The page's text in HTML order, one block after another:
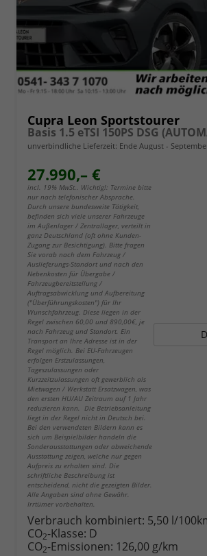
Cupra Leon Sportstourer
unverbindliche Lieferzeit: Ende August -
27.990,– €
incl. 19% MwSt.. Wichtig!: Termine bitte
nur nach telefonischer Absprache.
Durch unsere bundesweite Tätigkeit,
befinden sich viele unserer Fahrzeuge
im Außenlager / Zentrallager, verteilt in
ganz Deutschland (oft ohne Kunden-
Zugang zur Besichtigung). Bitte fragen
Sie vorab nach dem Fahrzeug /
Auslieferungs-Standort und nach den
Nebenkosten für Übergabe /
Fahrzeugbereitstellung /
Auftragsabwicklung und Aufbereitung
("Überführungskosten") für Ihr
Wunschfahrzeug. Diese liegen in der
Regel zwischen 60,00 und 890,00€, je
nach Fahrzeug und Standort. Ein
Transport an Ihre Adresse ist in der
Regel möglich. Bei EU-Fahrzeugen
erfolgen Erstzulassungen,
Tageszulassungen oder
Kurzzeitzulassungen oft gewerblich als
Mietwagen / Werkstatt Ersatzwagen, was
den ersten HU/AU Zeitraum auf 1 Jahr
reduzieren kann. Die Betriebsanleitung
liegt in der Regel nicht in Deutsch bei.
Bei den verwendeten Bildern kann es
sich um Beispielbilder handeln die
Sonderausstattungen oder abweichende
Ausstattung zeigen, welche nur gegen
Aufpreis zu erhalten sind. Die
schriftliche Beschreibung ist
entscheidend, nicht die gezeigten Bilder.
Alle Angaben sind ohne Gewähr.
Irrtümer vorbehalten.
Verbrauch kombiniert: 5,50 l/
CO2-Klasse: D
CO2-Emissionen: 126,00 g/km